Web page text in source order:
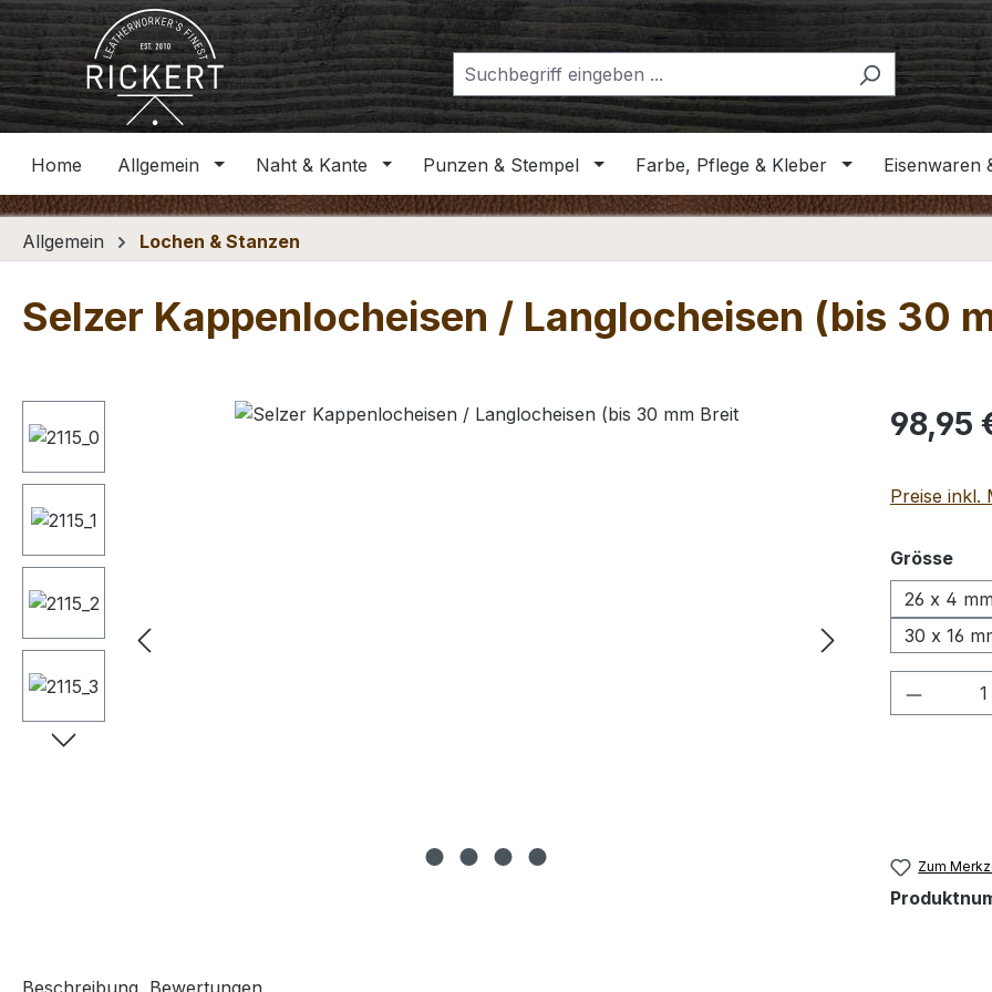
Hauptinhalt springen
Zur Suche springen
Zur Hauptnavigation springen
Home Allgemein Naht & Kante Punzen & Stempel Farbe, Pflege & Kleber Eisenwaren
Allgemein Lochen & Stanzen
Selzer Kappenlocheisen / Langlocheisen (bis 30
Bildergalerie überspringen Regulärer
98,95
Preise inkl.
Grösse
26 x 4
30 x 16
Zum